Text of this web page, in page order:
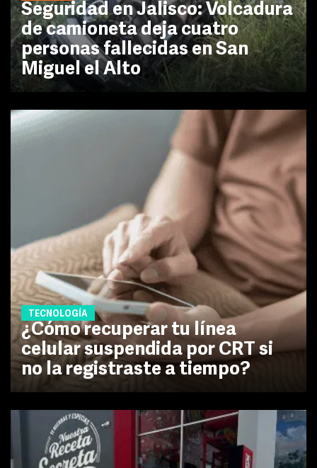
Seguridad en Jalisco: Volcadura
de camioneta deja cuatro
personas fallecidas en San
Miguel el Alto
TECNOLOGÍA
¿Cómo recuperar tu línea
celular suspendida por CRT si
no la registraste a tiempo?